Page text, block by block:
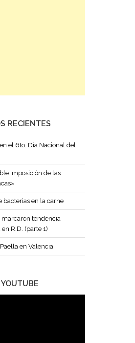
RECIENTES
el 6to. Día Nacional del
imposición de las
bacterias en la carne
marcaron tendencia
R.D. (parte 1)
en Valencia